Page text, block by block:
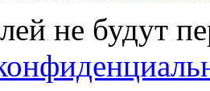
не будут